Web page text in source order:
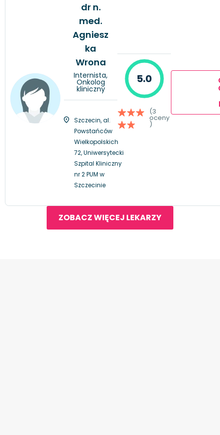
dr n.
med.
Agniesz
ka
Wrona
Internista,
Onkolog
kliniczny
Szczecin, al.
Powstańców
Wielkopolskich
72, Uniwersytecki
Szpital Kliniczny
nr 2 PUM w
Szczecinie
5.0
(3
oceny
)
ZOBACZ WIĘCEJ LEKARZY